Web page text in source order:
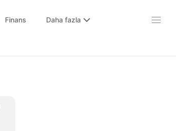
Finans Daha fazla